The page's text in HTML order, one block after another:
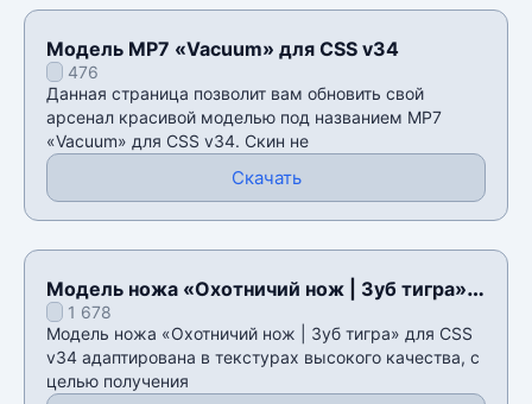
Модель MP7 «Vacuum» для CSS v34
476
Данная страница позволит вам обновить свой
арсенал красивой моделью под названием MP7
«Vacuum» для CSS v34. Скин не
Скачать
Модель ножа «Охотничий нож | Зуб тигра»
для CSS v34
1 678
Модель ножа «Охотничий нож | Зуб тигра» для CSS
v34 адаптирована в текстурах высокого качества, с
целью получения